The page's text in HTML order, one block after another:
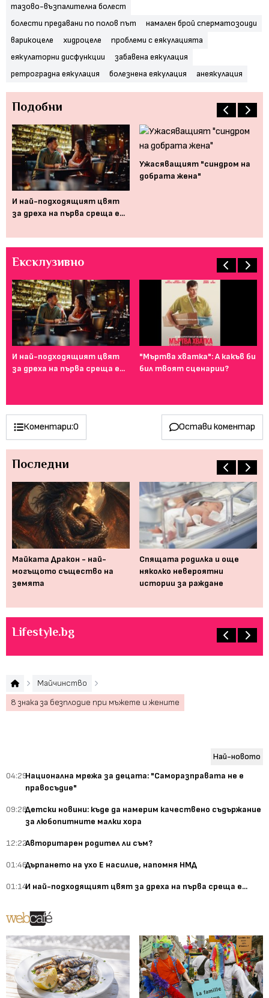
тазово-възпалителна болест
болести предавани по полов път
намален брой сперматозоиди
варикоцеле
хидроцеле
проблеми с еякулацията
еякулаторни дисфункции
забавена еякулация
ретроградна еякулация
болезнена еякулация анеякулация
Подобни
И най-подходящият цвят
за дреха на първа среща е...
Ужасяващият "синдром на
добрата жена"
Ексклузивно
И най-подходящият цвят
за дреха на първа среща е...
"Мъртва хватка": А какъв би
бил твоят сценарии?
Коментари:0 Остави коментар
Последни
Майката Дракон - най-
могъщото същество на
земята
Спящата родилка и още
няколко невероятни
истории за раждане
Lifestyle.bg
Майчинство
8 знака за безплодие при мъжете и жените
Най-новото
04:29Национална мрежа за децата: "Саморазправата не е
правосъдие"
09:28Детски новини: къде да намерим качествено съдържание
за любопитните малки хора
12:22Авторитарен родител ли съм?
01:46Дърпането на ухо Е насилие, напомня НМД
01:14И най-подходящият цвят за дреха на първа среща е...